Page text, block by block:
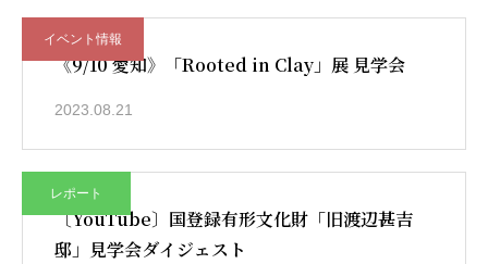
イベント情報
《9/10 愛知》「Rooted in Clay」展 見学会
2023.08.21
レポート
〔YouTube〕国登録有形文化財「旧渡辺甚吉
邸」見学会ダイジェスト